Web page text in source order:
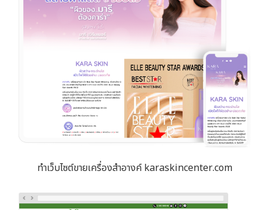
ทำเว็บไซต์ขายเครื่องสำอางค์ karaskincenter.com